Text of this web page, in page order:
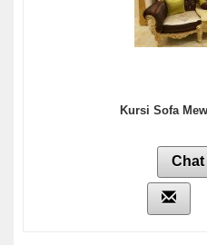
Kursi Sofa
Chat